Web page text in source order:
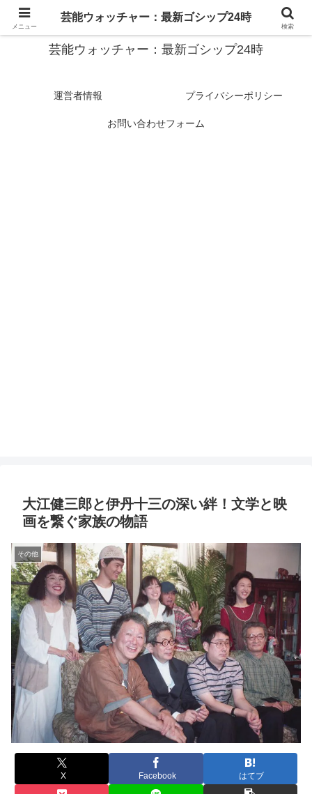
スターたちの裏側を徹底追跡！話題のゴシップがここに集結
芸能ウォッチャー：最新ゴシップ24時
運営者情報 プライバシーポリシー
お問い合わせフォーム
大江健三郎と伊丹十三の深い絆！文学と映
画を繋ぐ家族の物語
その他
X Facebook はてブ
メニュー
芸能ウォッチャー：最新ゴシップ24時
検索